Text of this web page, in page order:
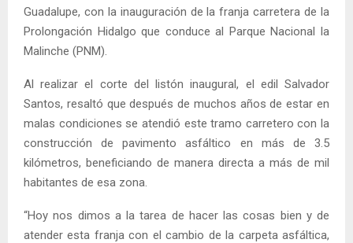
Guadalupe, con la inauguración de la franja carretera de la
Prolongación Hidalgo que conduce al Parque Nacional la
Malinche (PNM).
Al realizar el corte del listón inaugural, el edil Salvador
Santos, resaltó que después de muchos años de estar en
malas condiciones se atendió este tramo carretero con la
construcción de pavimento asfáltico en más de 3.5
kilómetros, beneficiando de manera directa a más de mil
habitantes de esa zona.
“Hoy nos dimos a la tarea de hacer las cosas bien y de
atender esta franja con el cambio de la carpeta asfáltica,